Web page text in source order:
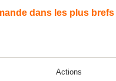
dans les plus brefs
Actions